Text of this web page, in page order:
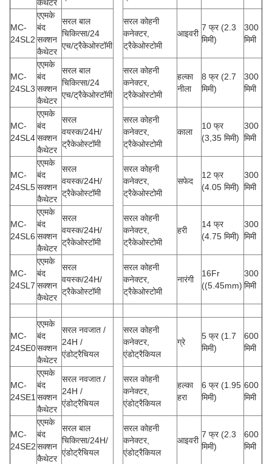
कैथेटर
MC-
24SL2
एएमके
बंद
सक्शन
कैथेटर
सरल बाल
चिकित्सा/24
एच/ट्रैकेओस्टॉमी
सरल कोहनी
कनेक्टर,
ट्रैकेओस्टोमी
आइवरी
7 फ्र (2.3
मिमी)
300
मिमी
MC-
24SL3
एएमके
बंद
सक्शन
कैथेटर
सरल बाल
चिकित्सा/24
एच/ट्रैकेओस्टॉमी
सरल कोहनी
कनेक्टर,
ट्रैकेओस्टोमी
हल्का
नीला
8 फ्र (2.7
मिमी)
300
मिमी
MC-
24SL4
एएमके
बंद
सक्शन
कैथेटर
सरल
वयस्क/24H/
ट्रैकेओस्टॉमी
सरल कोहनी
कनेक्टर,
ट्रैकेओस्टोमी
काला
10 फ्र
(3,35 मिमी)
300
मिमी
MC-
24SL5
एएमके
बंद
सक्शन
कैथेटर
सरल
वयस्क/24H/
ट्रैकेओस्टॉमी
सरल कोहनी
कनेक्टर,
ट्रैकेओस्टोमी
सफेद
12 फ्र
(4.05 मिमी)
300
मिमी
MC-
24SL6
एएमके
बंद
सक्शन
कैथेटर
सरल
वयस्क/24H/
ट्रैकेओस्टॉमी
सरल कोहनी
कनेक्टर,
ट्रैकेओस्टोमी
हरी
14 फ्र
(4.75 मिमी)
300
मिमी
MC-
24SL7
एएमके
बंद
सक्शन
कैथेटर
सरल
वयस्क/24H/
ट्रैकेओस्टॉमी
सरल कोहनी
कनेक्टर,
ट्रैकेओस्टोमी
नारंगी
16Fr
((5.45mm)
300
मिमी
MC-
24SE0
एएमके
बंद
सक्शन
कैथेटर
सरल नवजात /
24H /
एंडोट्रैचियल
सरल कोहनी
कनेक्टर,
एंडोट्रैकियल
ग्रे
5 फ्र (1.7
मिमी)
600
मिमी
MC-
24SE1
एएमके
बंद
सक्शन
कैथेटर
सरल नवजात /
24H /
एंडोट्रैचियल
सरल कोहनी
कनेक्टर,
एंडोट्रैकियल
हल्का
हरा
6 फ्र (1.95
मिमी)
600
मिमी
MC-
24SE2
एएमके
बंद
सक्शन
कैथेटर
सरल बाल
चिकित्सा/24H/
एंडोट्रैचियल
सरल कोहनी
कनेक्टर,
एंडोट्रैकियल
आइवरी
7 फ्र (2.3
मिमी)
600
मिमी